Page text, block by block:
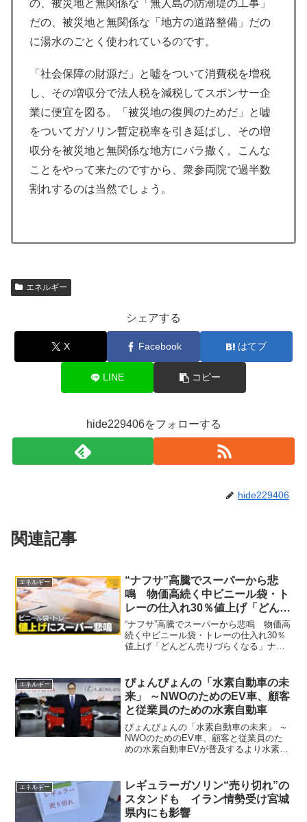
の、被災地と無関係な「無人島の防潮堤の工事」
だの、被災地と無関係な「地方の道路整備」だの
に湯水のごとく使われているのです。
「社会保障の財源だ」と嘘をついて消費税を増税
し、その増収分で法人税を減税してスポンサー企
業に便宜を図る。「被災地の復興のためだ」と嘘
をついてガソリン暫定税率を引き延ばし、その増
収分を被災地と無関係な地方にバラ撒く。こんな
ことをやって来たのですから、衆参両院で過半数
割れするのは当然でしょう。
エネルギー
シェアする
X Facebook はてブ
LINE コピー
hide229406をフォローする
hide229406
関連記事
エネルギー
“ナフサ”高騰でスーパーから悲
鳴 物価高続く中ビニール袋・ト
レーの仕入れ30％値上げ「どんど
ん売りづらくなる」
“ナフサ”高騰でスーパーから悲鳴 物価高
続く中ビニール袋・トレーの仕入れ30％
値上げ「どんどん売りづらくなる」ナフ
続く中、中東情勢悪化の影響を受けてさ
らに生活に影響を与...
エネルギー
ぴょんぴょんの「水素自動車の未
来」 ～NWOのためのEV車、顧客
と従業員のための水素自動車
ぴょんぴょんの「水素自動車の未来」 ～
NWOのためのEV車、顧客と従業員のた
めの水素自動車EVが普及するより水素自
ました。 泰子さまも似たような動画を
追っておられると...
エネルギー
レギュラーガソリン“売り切れ”の
スタンドも イラン情勢受け宮城
県内にも影響